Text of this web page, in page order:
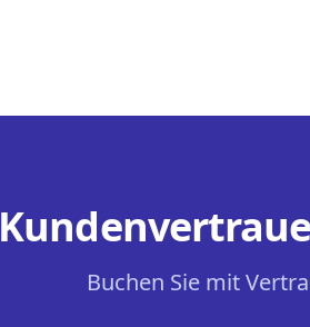
Buchen Sie mit